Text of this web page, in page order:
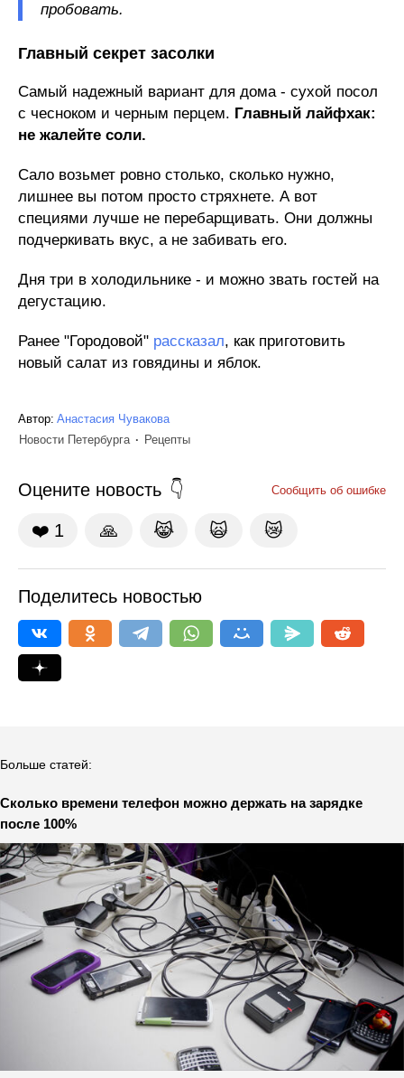
пробовать.
Главный секрет засолки
Самый надежный вариант для дома - сухой посол
с чесноком и черным перцем. Главный лайфхак:
не жалейте соли.
Сало возьмет ровно столько, сколько нужно,
лишнее вы потом просто стряхнете. А вот
специями лучше не перебарщивать. Они должны
подчеркивать вкус, а не забивать его.
Дня три в холодильнике - и можно звать гостей на
дегустацию.
Ранее "Городовой" рассказал, как приготовить
новый салат из говядины и яблок.
Автор: Анастасия Чувакова
Новости Петербурга
Рецепты
Оцените новость Сообщить об ошибке
❤️ 1 🙏 😹 🙀 😿
Поделитесь новостью
Больше статей:
Сколько времени телефон можно держать на зарядке
после 100%